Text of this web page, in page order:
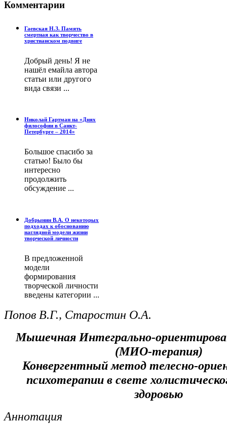
Комментарии
Гаевская Н.З. Память
смертная как творчество в
христианском подвиге
Добрый день! Я не
нашёл емайла автора
статьи или другого
вида связи ...
Николай Гартман на «Днях
философии в Санкт-
Петербурге – 2014»
Большое спасибо за
статью! Было бы
интересно
продолжить
обсуждение ...
Добрынин В.А. О некоторых
подходах к обоснованию
наглядной модели жизни
творческой личности
В предложенной
модели
формирования
творческой личности
введены категории ...
Попов В.Г., Старостин О.А.
Мышечная Интегрально-
(МИО-терапия)
Конвергентный метод телесно-
психотерапии в свете
здоровью
Аннотация